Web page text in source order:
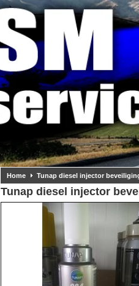
Home Tunap diesel injector
Tunap diesel injector